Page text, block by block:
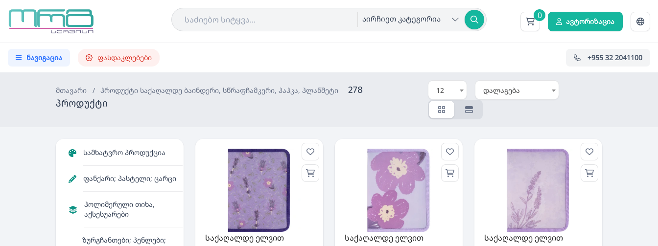
აირჩიეთ კატეგორია 0
ავტორიზაცია
ნავიგაცია ფასდაკლებები +955 32 2041100
მთავარი / პროდუქტი საქაღალდე ბაინდერი, სწრაფჩამკერი, პაპკა, პლანშეტი
278
პროდუქტი
12 დალაგება
სამხატვრო პროდუქცია
ფანქარი; პასტელი; ცარცი
პოლიმერული თიხა,
აქსესუარები
ზურგჩანთები; პენლები;
საქაღალდე ელვით
საქაღალდე ელვით
საქაღალდე ელვით